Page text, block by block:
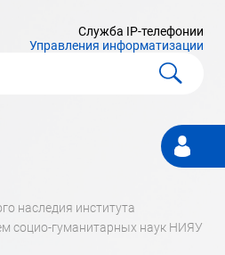
Служба IP-телефонии
Управления информатизации
Личный
кабинет
социо-гуманитарных наук НИЯУ